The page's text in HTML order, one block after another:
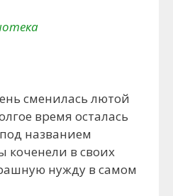
сменилась лютой
время осталась
названием
коченели в своих
нужду в самом